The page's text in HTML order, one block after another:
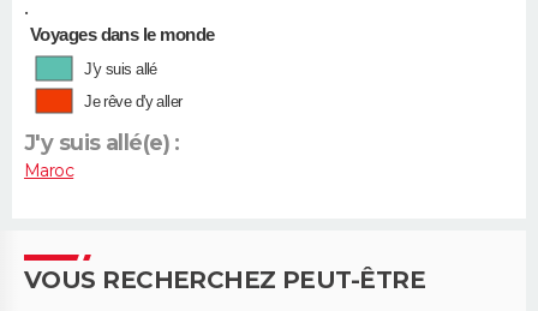
•
Voyages dans le monde
J'y suis allé
Je rêve d'y aller
J'y suis allé(e) :
Maroc
VOUS RECHERCHEZ PEUT-ÊTRE